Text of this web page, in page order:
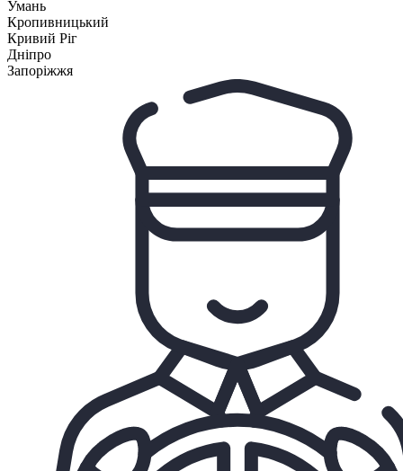
Умань
Кропивницький
Кривий Ріг
Дніпро
Запоріжжя